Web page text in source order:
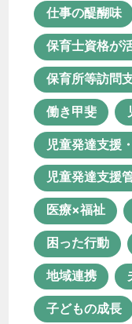
医療体制
困った行動
地域連携
子どもの成長
実習 年間
支援級 放
新卒 新棟
未経験 未
栄養マネジメ
特別支援学校
仕事の醍醐味
保育士資格が
保育所等訪問
働き甲斐
児童発達支援
児童発達支援
医療×福祉
困った行動
地域連携
子どもの成長